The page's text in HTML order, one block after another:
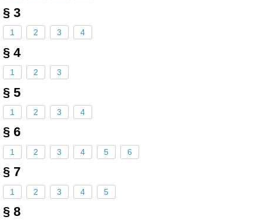
§ 3
1 2 3 4
§ 4
1 2 3
§ 5
1 2 3 4
§ 6
1 2 3 4 5 6
§ 7
1 2 3 4 5
§ 8